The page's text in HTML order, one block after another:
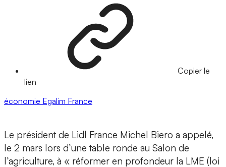
Copier le
lien
économie Egalim France
Le président de Lidl France Michel Biero a appelé,
le 2 mars lors d’une table ronde au Salon de
l’agriculture, à « réformer en profondeur la LME (loi